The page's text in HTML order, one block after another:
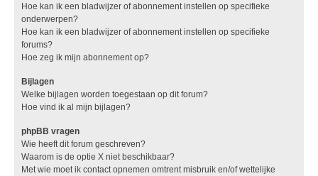
Hoe kan ik een bladwijzer of abonnement instellen op specifieke
onderwerpen?
Hoe kan ik een bladwijzer of abonnement instellen op specifieke
forums?
Hoe zeg ik mijn abonnement op?
Bijlagen
Welke bijlagen worden toegestaan op dit forum?
Hoe vind ik al mijn bijlagen?
phpBB vragen
Wie heeft dit forum geschreven?
Waarom is de optie X niet beschikbaar?
Met wie moet ik contact opnemen omtrent misbruik en/of wettelijke